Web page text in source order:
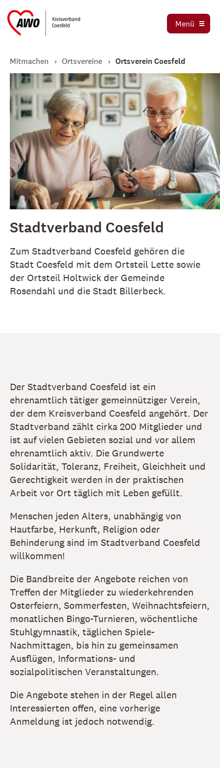
Menü
Ortsvereine
Mitmachen
Ortsvereine Ortsverein Coesfeld
Stadtverband Coesfeld
Zum Stadtverband Coesfeld gehören die
Stadt Coesfeld mit dem Ortsteil Lette sowie
der Ortsteil Holtwick der Gemeinde
Rosendahl und die Stadt Billerbeck.
Der Stadtverband Coesfeld ist ein
ehrenamtlich tätiger gemeinnütziger Verein,
der dem Kreisverband Coesfeld angehört. Der
Stadtverband zählt cirka 200 Mitglieder und
ist auf vielen Gebieten sozial und vor allem
ehrenamtlich aktiv. Die Grundwerte
Solidarität, Toleranz, Freiheit, Gleichheit und
Gerechtigkeit werden in der praktischen
Arbeit vor Ort täglich mit Leben gefüllt.
Menschen jeden Alters, unabhängig von
Hautfarbe, Herkunft, Religion oder
Behinderung sind im Stadtverband Coesfeld
willkommen!
Die Bandbreite der Angebote reichen von
Treffen der Mitglieder zu wiederkehrenden
Osterfeiern, Sommerfesten, Weihnachtsfeiern,
monatlichen Bingo-Turnieren, wöchentliche
Stuhlgymnastik, täglichen Spiele-
Nachmittagen, bis hin zu gemeinsamen
Ausflügen, Informations- und
sozialpolitischen Veranstaltungen.
Die Angebote stehen in der Regel allen
Interessierten offen, eine vorherige
Anmeldung ist jedoch notwendig.